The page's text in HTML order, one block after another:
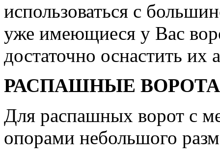
использоваться с
уже имеющиеся у Вас
достаточно оснастить их
РАСПАШНЫЕ ВОРОТА
Для распашных ворот с
опорами небольшого